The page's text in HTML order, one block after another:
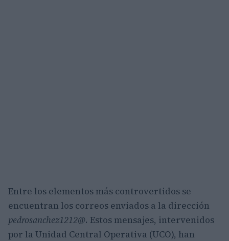
Entre los elementos más controvertidos se
encuentran los correos enviados a la dirección
pedrosanchez1212@. Estos mensajes, intervenidos
por la Unidad Central Operativa (UCO), han